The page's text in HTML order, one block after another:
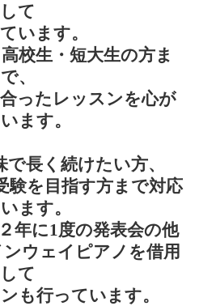
して
います。
校生・短大生の方ま
で、
ったレッスンを心が
ます。
長く続けたい方、
験を目指す方まで対応
ます。
年に1度の発表会の他
ウェイピアノを借用
して
も行っています。